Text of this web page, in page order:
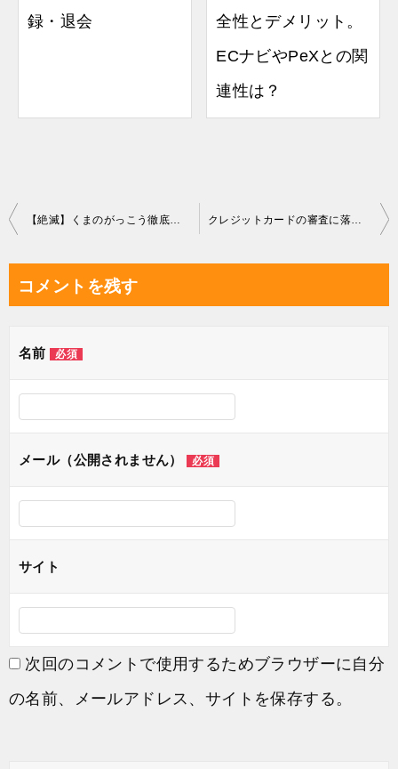
録・退会
全性とデメリット。
ECナビやPeXとの関
連性は？
投
ビ
ー
ョ
【絶滅】くまのがっこう徹底攻略 クレジットカードの審査に落ちる理由は？
コメントを残す
名前 必須
メール（公開されません） 必須
サイト
次回のコメントで使用するためブラウザーに自分
の名前、メールアドレス、サイトを保存する。